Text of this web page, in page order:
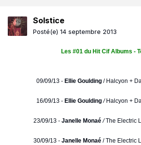
Solstice
Posté(e) 14 septembre 2013
Les #01 du Hit Cif Albums -
09/09/13 - Ellie Goulding / Halcyon +
16/09/13 - Ellie Goulding /Halcyon +
23/09/13 - Janelle Monaé /The Electric
30/09/13 - Janelle Monaé/ The Electric